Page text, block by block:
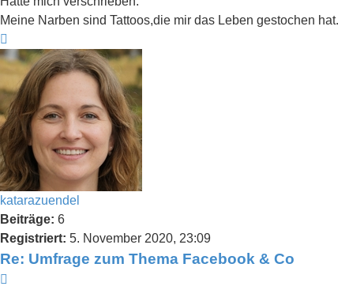
Meine Narben sind Tattoos,die mir das Leben gestochen hat.
oben
katarazuendel
Beiträge: 6
Registriert: 5. November 2020, 23:09
Re: Umfrage zum Thema Facebook & Co